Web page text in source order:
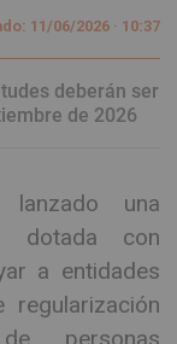
11/06/2026 · 10:37
deberán ser
de 2026
una
dotada con
a entidades